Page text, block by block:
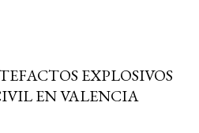
EXPLOSIVOS
EN VALENCIA